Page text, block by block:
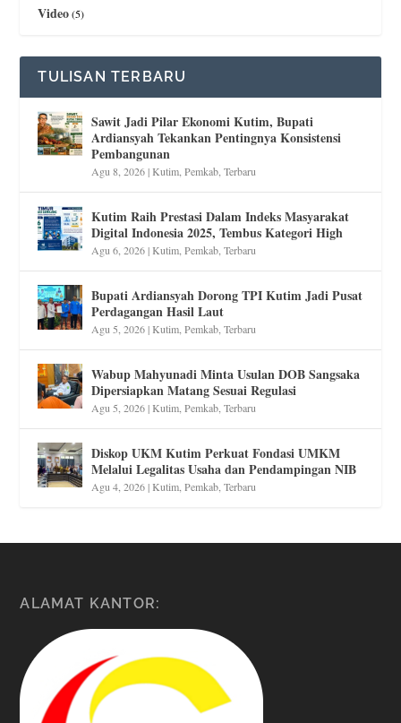
Video(5)
TULISAN TERBARU
Sawit Jadi Pilar Ekonomi Kutim, Bupati
Ardiansyah Tekankan Pentingnya Konsistensi
Pembangunan
Agu 8, 2026|Kutim ,Pemkab ,Terbaru
Kutim Raih Prestasi Dalam Indeks Masyarakat
Digital Indonesia 2025, Tembus Kategori High
Agu 6, 2026|Kutim ,Pemkab ,Terbaru
Bupati Ardiansyah Dorong TPI Kutim Jadi Pusat
Perdagangan Hasil Laut
Agu 5, 2026|Kutim ,Pemkab ,Terbaru
Wabup Mahyunadi Minta Usulan DOB Sangsaka
Dipersiapkan Matang Sesuai Regulasi
Agu 5, 2026|Kutim ,Pemkab ,Terbaru
Diskop UKM Kutim Perkuat Fondasi UMKM
Melalui Legalitas Usaha dan Pendampingan NIB
Agu 4, 2026|Kutim ,Pemkab ,Terbaru
ALAMAT KANTOR: